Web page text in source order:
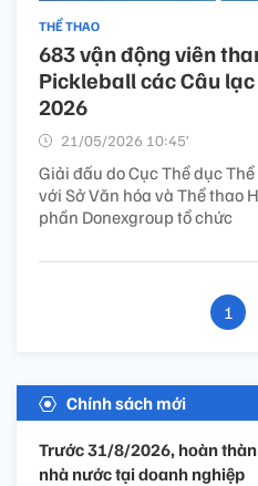
THỂ THAO
683 vận động viên
Pickleball các Câu
2026
21/05/2026 10:45’
Giải đấu do Cục Thể dục
với Sở Văn hóa và Thể thao
phần Donexgroup tổ chức
1
Chính sách mới
Trước 31/8/2026, hoàn
nhà nước tại doanh nghiệp